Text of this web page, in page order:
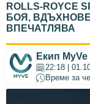
ROLLS-ROYCE
БОЯ,
ВПЕЧАТЛЯВА
Екип MyVe
22:18 |
Време за